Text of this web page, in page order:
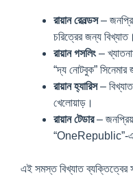
রায়ান রেনল্ডস–
চরিত্রের জন্য বিখ্যাত।
রায়ান গসলিং–
“দ্য নোটবুক” সিনেমার
রায়ান হ্যারিস–
খেলোয়াড়।
রায়ান টেডার– জনপ্রিয়
“OneRepublic”-
এই সমস্ত বিখ্যাত ব্যক্তিত্বের